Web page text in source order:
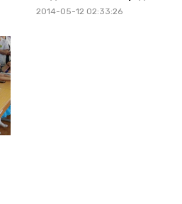
2014-05-12 02:33:26